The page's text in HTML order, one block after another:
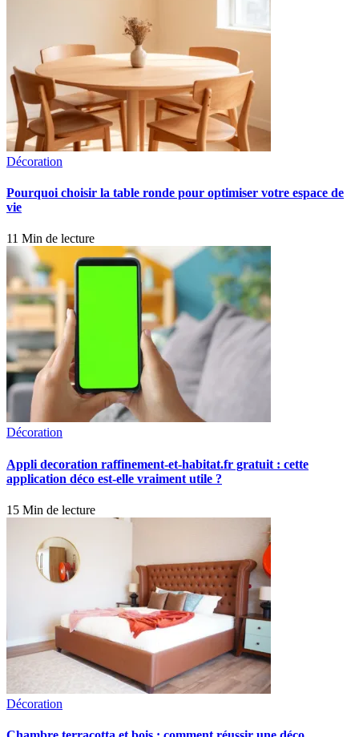
Décoration
Pourquoi choisir la table ronde pour optimiser votre espace de
vie
11 Min de lecture
Décoration
Appli decoration raffinement-et-habitat.fr gratuit : cette
application déco est-elle vraiment utile ?
15 Min de lecture
Décoration